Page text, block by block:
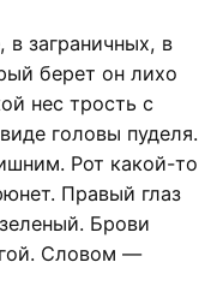
заграничных, в
берет он лихо
нес трость с
головы пуделя.
Рот какой-то
Правый глаз
Брови
Словом —